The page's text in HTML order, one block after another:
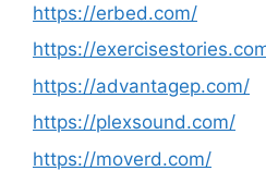
https://erbed.com/
https://
https://advantagep.com/
https://plexsound.com/
https://moverd.com/